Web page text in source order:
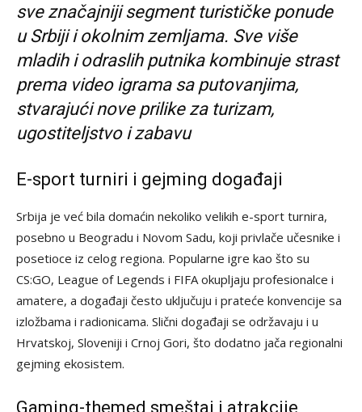
sve značajniji segment turističke ponude
u Srbiji i okolnim zemljama. Sve više
mladih i odraslih putnika kombinuje strast
prema video igrama sa putovanjima,
stvarajući nove prilike za turizam,
ugostiteljstvo i zabavu
E-sport turniri i gejming događaji
Srbija je već bila domaćin nekoliko velikih e-sport turnira,
posebno u Beogradu i Novom Sadu, koji privlače učesnike i
posetioce iz celog regiona. Popularne igre kao što su
CS:GO, League of Legends i FIFA okupljaju profesionalce i
amatere, a događaji često uključuju i prateće konvencije sa
izložbama i radionicama. Slični događaji se održavaju i u
Hrvatskoj, Sloveniji i Crnoj Gori, što dodatno jača regionalni
gejming ekosistem.
Gaming-themed smeštaj i atrakcije